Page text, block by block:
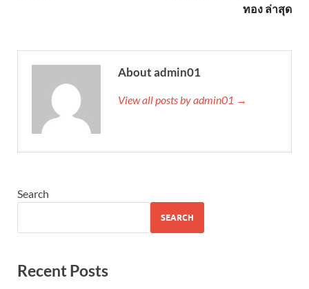
ทอง ล่าสุด
About admin01
View all posts by admin01 →
Search
SEARCH
Recent Posts